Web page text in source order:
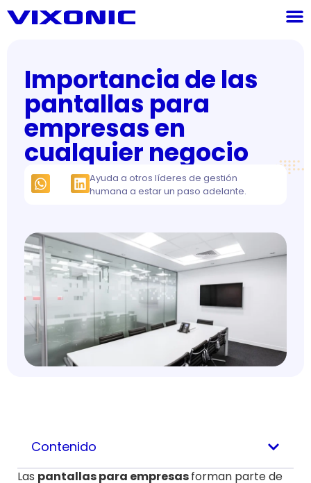
Importancia de las
pantallas para
empresas en
cualquier negocio
Ayuda a otros líderes de gestión
humana a estar un paso adelante.
Contenido
Las pantallas para empresasforman parte de